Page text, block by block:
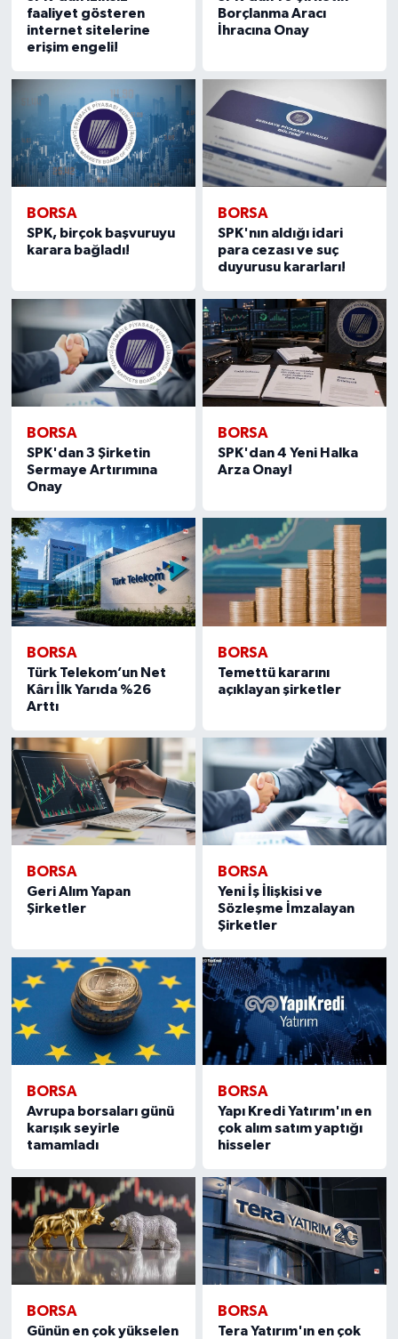
faaliyet gösteren
internet sitelerine
erişim engeli!
Borçlanma Aracı
İhracına Onay
BORSA
SPK, birçok başvuruyu
karara bağladı!
BORSA
SPK'nın aldığı idari
para cezası ve suç
duyurusu kararları!
BORSA
SPK'dan 3 Şirketin
Sermaye Artırımına
Onay
BORSA
SPK'dan 4 Yeni Halka
Arza Onay!
BORSA
Türk Telekom’un Net
Kârı İlk Yarıda %26
Arttı
BORSA
Temettü kararını
açıklayan şirketler
BORSA
Geri Alım Yapan
Şirketler
BORSA
Yeni İş İlişkisi ve
Sözleşme İmzalayan
Şirketler
BORSA
Avrupa borsaları günü
karışık seyirle
tamamladı
BORSA
Yapı Kredi Yatırım'ın en
çok alım satım yaptığı
hisseler
BORSA
Günün en çok yükselen
BORSA
Tera Yatırım'ın en çok